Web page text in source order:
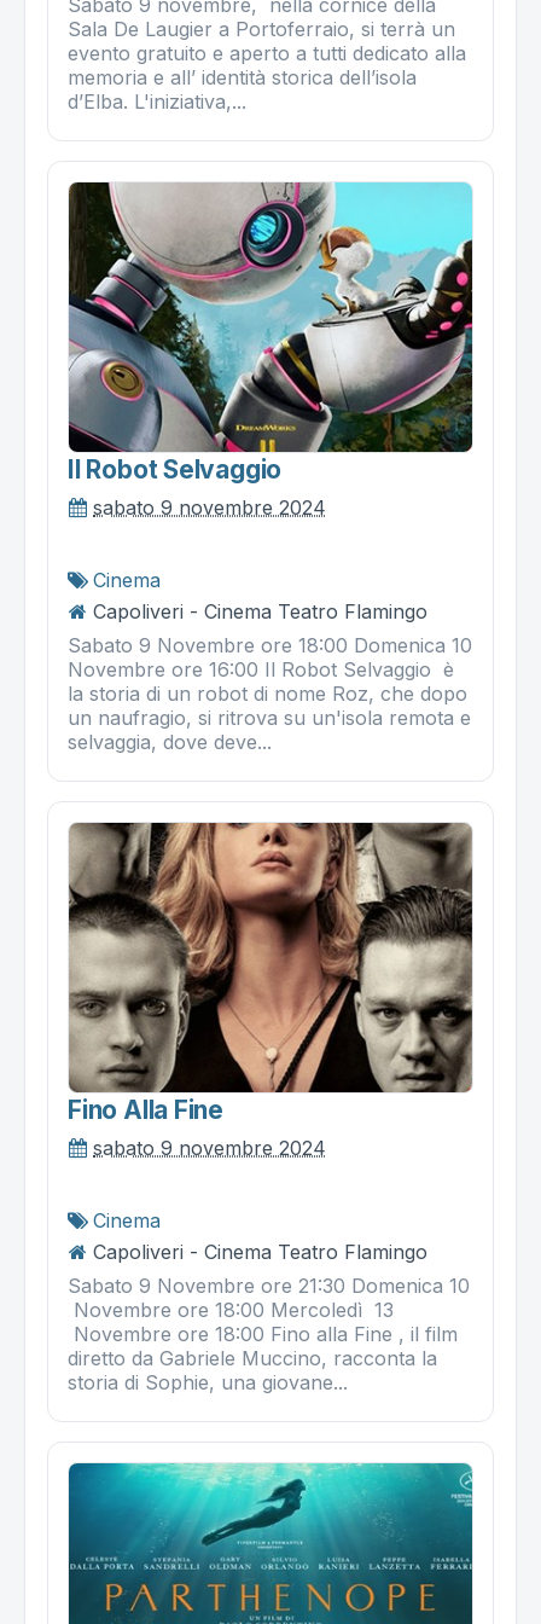
Sabato 9 novembre, nella cornice della
Sala De Laugier a Portoferraio, si terrà un
evento gratuito e aperto a tutti dedicato alla
memoria e all’ identità storica dell’isola
d’Elba. L'iniziativa,...
Il Robot Selvaggio
sabato 9 novembre 2024
Cinema
Capoliveri - Cinema Teatro Flamingo
Sabato 9 Novembre ore 18:00 Domenica 10
Novembre ore 16:00 Il Robot Selvaggio è
la storia di un robot di nome Roz, che dopo
un naufragio, si ritrova su un'isola remota e
selvaggia, dove deve...
Fino Alla Fine
sabato 9 novembre 2024
Cinema
Capoliveri - Cinema Teatro Flamingo
Sabato 9 Novembre ore 21:30 Domenica 10
Novembre ore 18:00 Mercoledì 13
Novembre ore 18:00 Fino alla Fine , il film
diretto da Gabriele Muccino, racconta la
storia di Sophie, una giovane...